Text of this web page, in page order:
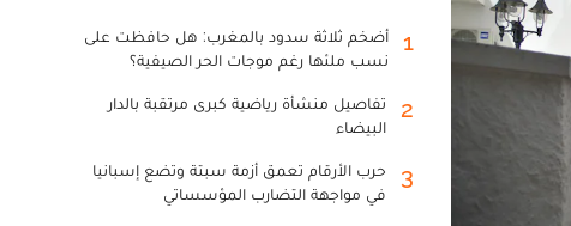
1
أضخم ثلاثة سدود بالمغرب: هل حافظت على
نسب ملئها رغم موجات الحر الصيفية؟
2
تفاصيل منشأة رياضية كبرى مرتقبة بالدار
البيضاء
3
حرب الأرقام تعمق أزمة سبتة وتضع إسبانيا
في مواجهة التضارب المؤسساتي